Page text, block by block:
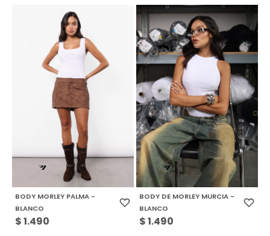
BODY MORLEY PALMA -
BLANCO
$1.490
BODY DE MORLEY MURCIA -
BLANCO
$1.490